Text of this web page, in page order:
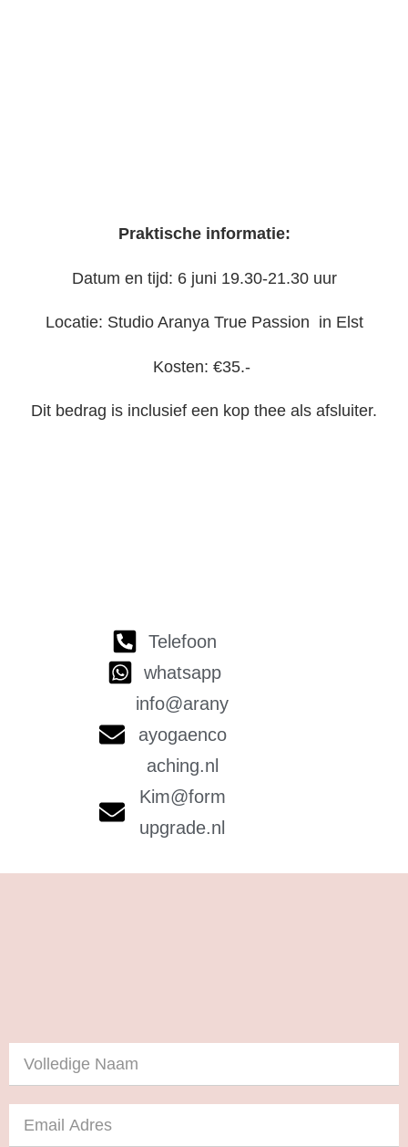
Praktische informatie:
Datum en tijd: 6 juni 19.30-21.30 uur
Locatie: Studio Aranya True Passion in Elst
Kosten: €35.-
Dit bedrag is inclusief een kop thee als afsluiter.
Telefoon
whatsapp
info@arany
ayogaenco
aching.nl
Kim@form
upgrade.nl